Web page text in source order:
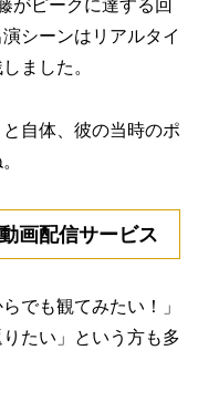
がピークに達する回
シーンはリアルタイ
ました。
自体、彼の当時のポ
画配信サービス
でも観てみたい！」
たい」という方も多